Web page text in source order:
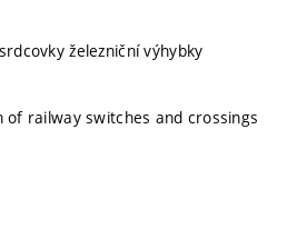
železniční výhybky
railway switches and crossings